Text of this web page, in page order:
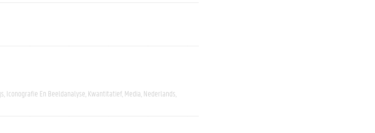
Iconografie En Beeldanalyse Kwantitatief Media Nederlands